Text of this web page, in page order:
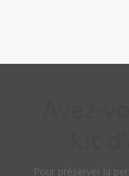
Pour préserver la